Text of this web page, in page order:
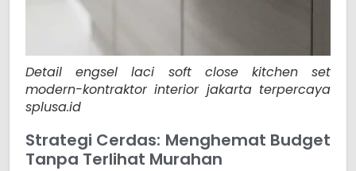
Detail engsel laci soft close kitchen set
modern-kontraktor interior jakarta terpercaya
splusa.id
Strategi Cerdas: Menghemat Budget
Tanpa Terlihat Murahan